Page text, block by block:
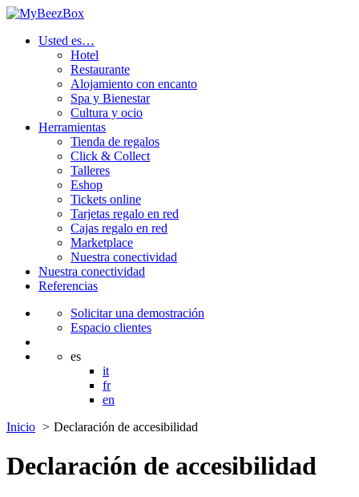
Usted es…
Hotel
Restaurante
Alojamiento con encanto
Spa y Bienestar
Cultura y ocio
Herramientas
Tienda de regalos
Click & Collect
Talleres
Eshop
Tickets online
Tarjetas regalo en red
Cajas regalo en red
Marketplace
Nuestra conectividad
Nuestra conectividad
Referencias
Solicitar una demostración
Espacio clientes
es
it
fr
en
Inicio
Declaración de accesibilidad
Declaración de accesibilidad